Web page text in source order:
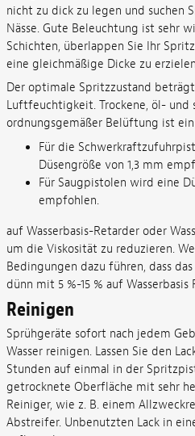
nicht zu dick zu legen und suchen
Nässe. Gute Beleuchtung ist sehr
Schichten, überlappen Sie Ihr
eine gleichmäßige Dicke zu
Der optimale Spritzzustand
Luftfeuchtigkeit. Trockene, öl-
ordnungsgemäßer Belüftung ist ein
Für die
Düsengröße von 1,3 mm
Für Saugpistolen wird eine
empfohlen.
auf Wasserbasis-Retarder oder
um die Viskosität zu reduzieren.
Bedingungen dazu führen, dass
dünn mit 5 %-15 % auf Wasserbasis
Reinigen
Sprühgeräte sofort nach jedem
Wasser reinigen. Lassen Sie den
Stunden auf einmal in der
getrocknete Oberfläche mit sehr
Reiniger, wie z. B. einem
Abstreifer. Unbenutzten Lack in